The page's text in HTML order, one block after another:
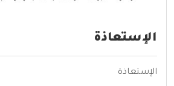
الإستعاذة
الإستعاذة